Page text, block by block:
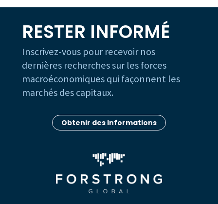
RESTER INFORMÉ
Inscrivez-vous pour recevoir nos
dernières recherches sur les forces
macroéconomiques qui façonnent les
marchés des capitaux.
Obtenir des Informations